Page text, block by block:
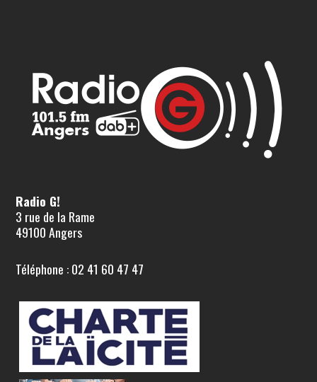
Radio G!
3 rue de la Rame
49100 Angers
Téléphone : 02 41 60 47 47